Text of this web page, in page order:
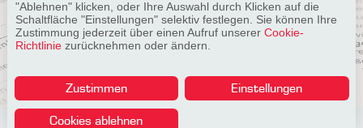
"Ablehnen" klicken, oder Ihre Auswahl durch Klicken auf die
Schaltfläche "Einstellungen" selektiv festlegen. Sie können Ihre
Zustimmung jederzeit über einen Aufruf unserer Cookie-
Richtliniezurücknehmen oder ändern.
Zustimmen Einstellungen
Cookies ablehnen